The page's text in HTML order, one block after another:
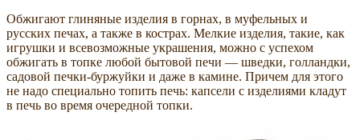
Обжигают глиняные изделия в горнах, в муфельных и
русских печах, а также в кострах. Мелкие изделия, такие, как
игрушки и всевозможные украшения, можно с успехом
обжигать в топке любой бытовой печи — шведки, голландки,
садовой печки-буржуйки и даже в камине. Причем для этого
не надо специально топить печь: капсели с изделиями кладут
в печь во время очередной топки.